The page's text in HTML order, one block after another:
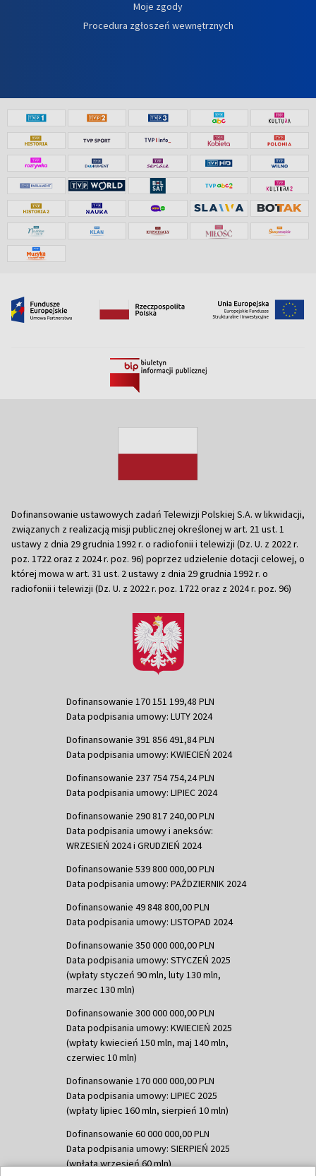
Moje zgody
Procedura zgłoszeń wewnętrznych
Dofinansowanie ustawowych zadań Telewizji Polskiej S.A. w likwidacji,
związanych z realizacją misji publicznej określonej w art. 21 ust. 1
ustawy z dnia 29 grudnia 1992 r. o radiofonii i telewizji (Dz. U. z 2022 r.
poz. 1722 oraz z 2024 r. poz. 96) poprzez udzielenie dotacji celowej, o
której mowa w art. 31 ust. 2 ustawy z dnia 29 grudnia 1992 r. o
radiofonii i telewizji (Dz. U. z 2022 r. poz. 1722 oraz z 2024 r. poz. 96)
Dofinansowanie 170 151 199,48 PLN
Data podpisania umowy: LUTY 2024
Dofinansowanie 391 856 491,84 PLN
Data podpisania umowy: KWIECIEŃ 2024
Dofinansowanie 237 754 754,24 PLN
Data podpisania umowy: LIPIEC 2024
Dofinansowanie 290 817 240,00 PLN
Data podpisania umowy i aneksów:
WRZESIEŃ 2024 i GRUDZIEŃ 2024
Dofinansowanie 539 800 000,00 PLN
Data podpisania umowy: PAŹDZIERNIK 2024
Dofinansowanie 49 848 800,00 PLN
Data podpisania umowy: LISTOPAD 2024
Dofinansowanie 350 000 000,00 PLN
Data podpisania umowy: STYCZEŃ 2025
(wpłaty styczeń 90 mln, luty 130 mln,
marzec 130 mln)
Dofinansowanie 300 000 000,00 PLN
Data podpisania umowy: KWIECIEŃ 2025
(wpłaty kwiecień 150 mln, maj 140 mln,
czerwiec 10 mln)
Dofinansowanie 170 000 000,00 PLN
Data podpisania umowy: LIPIEC 2025
(wpłaty lipiec 160 mln, sierpień 10 mln)
Dofinansowanie 60 000 000,00 PLN
Data podpisania umowy: SIERPIEŃ 2025
(wpłata wrzesień 60 mln)